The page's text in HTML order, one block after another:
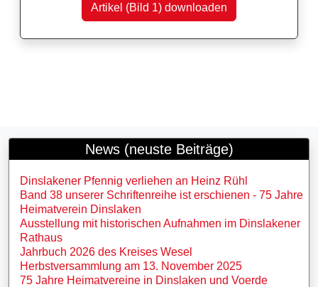
Artikel (Bild 1) downloaden
News (neuste Beiträge)
Dinslakener Pfennig verliehen an Heinz Rühl
Band 38 unserer Schriftenreihe ist erschienen - 75 Jahre
Heimatverein Dinslaken
Ausstellung mit historischen Aufnahmen im Dinslakener
Rathaus
Jahrbuch 2026 des Kreises Wesel
Herbstversammlung am 13. November 2025
75 Jahre Heimatvereine in Dinslaken und Voerde